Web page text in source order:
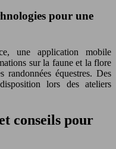
pour une
une application mobile
sur la faune et la flore
équestres. Des
lors des ateliers
conseils pour